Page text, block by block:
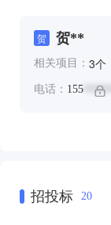
贺 贺**
相关项目： 3个
电话： 155 ******
招投标 20